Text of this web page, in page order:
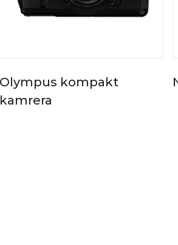
Olympus kompakt
kamrera